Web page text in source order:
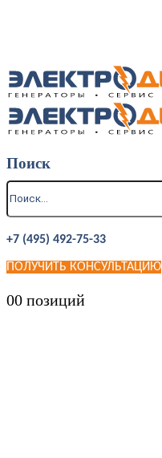
Поиск
+7 (495) 492-75-33
ПОЛУЧИТЬ КОНСУЛЬТАЦИЮ
00 позиций